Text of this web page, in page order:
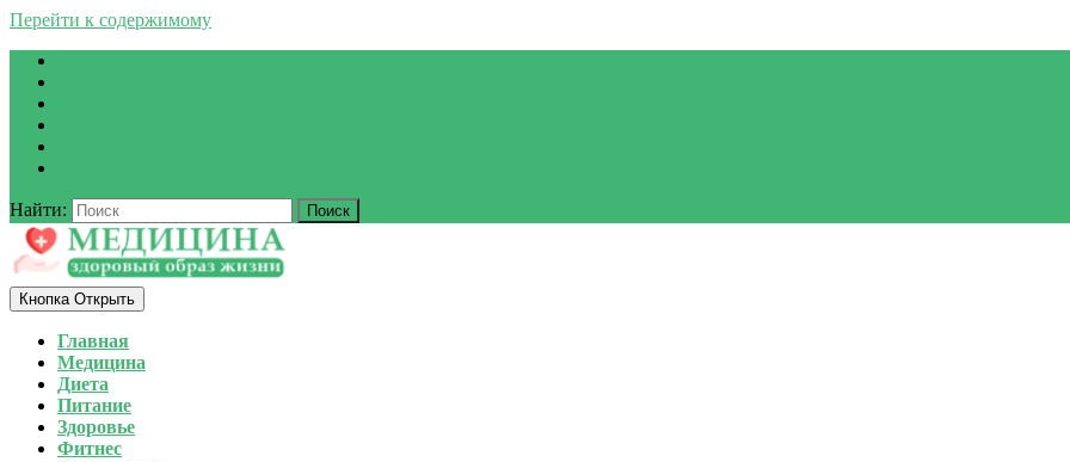
Перейти к содержимому
Найти:
Кнопка Открыть
Главная
Медицина
Диета
Питание
Здоровье
Фитнес